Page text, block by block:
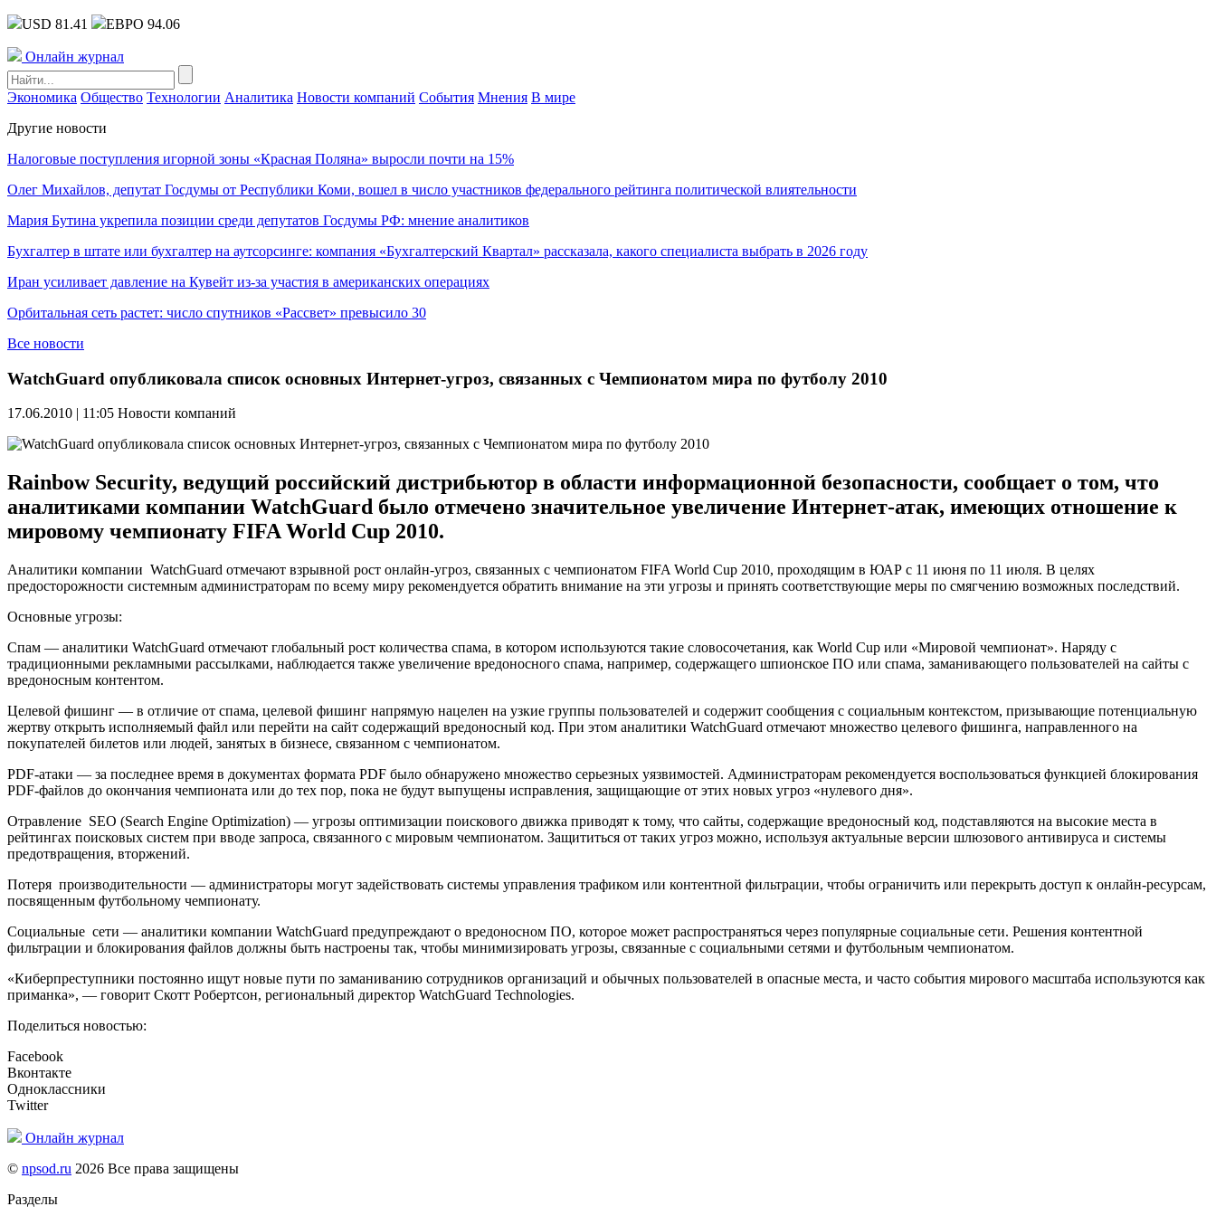
USD 81.41 ЕВРО 94.06
Онлайн журнал
Экономика Общество Технологии Аналитика Новости компаний События Мнения В мире
Другие новости
Налоговые поступления игорной зоны «Красная Поляна» выросли почти на 15%
Олег Михайлов, депутат Госдумы от Республики Коми, вошел в число участников федерального рейтинга политической влиятельности
Мария Бутина укрепила позиции среди депутатов Госдумы РФ: мнение аналитиков
Бухгалтер в штате или бухгалтер на аутсорсинге: компания «Бухгалтерский Квартал» рассказала, какого специалиста выбрать в 2026 году
Иран усиливает давление на Кувейт из-за участия в американских операциях
Орбитальная сеть растет: число спутников «Рассвет» превысило 30
Все новости
WatchGuard опубликовала список основных Интернет-угроз, связанных с Чемпионатом мира по футболу 2010
17.06.2010 | 11:05 Новости компаний
Rainbow Security, ведущий российский дистрибьютор в области информационной безопасности, сообщает о том, что
аналитиками компании WatchGuard было отмечено значительное увеличение Интернет-атак, имеющих отношение к
мировому чемпионату FIFA World Cup 2010.
Аналитики компании WatchGuard отмечают взрывной рост онлайн-угроз, связанных с чемпионатом FIFA World Cup 2010, проходящим в ЮАР с 11 июня по 11 июля. В целях
предосторожности системным администраторам по всему миру рекомендуется обратить внимание на эти угрозы и принять соответствующие меры по смягчению возможных последствий.
Основные угрозы:
Спам — аналитики WatchGuard отмечают глобальный рост количества спама, в котором используются такие словосочетания, как World Cup или «Мировой чемпионат». Наряду с
традиционными рекламными рассылками, наблюдается также увеличение вредоносного спама, например, содержащего шпионское ПО или спама, заманивающего пользователей на сайты с
вредоносным контентом.
Целевой фишинг — в отличие от спама, целевой фишинг напрямую нацелен на узкие группы пользователей и содержит сообщения с социальным контекстом, призывающие потенциальную
жертву открыть исполняемый файл или перейти на сайт содержащий вредоносный код. При этом аналитики WatchGuard отмечают множество целевого фишинга, направленного на
покупателей билетов или людей, занятых в бизнесе, связанном с чемпионатом.
PDF-атаки — за последнее время в документах формата PDF было обнаружено множество серьезных уязвимостей. Администраторам рекомендуется воспользоваться функцией блокирования
PDF-файлов до окончания чемпионата или до тех пор, пока не будут выпущены исправления, защищающие от этих новых угроз «нулевого дня».
Отравление SEO (Search Engine Optimization) — угрозы оптимизации поискового движка приводят к тому, что сайты, содержащие вредоносный код, подставляются на высокие места в
рейтингах поисковых систем при вводе запроса, связанного с мировым чемпионатом. Защититься от таких угроз можно, используя актуальные версии шлюзового антивируса и системы
предотвращения, вторжений.
Потеря производительности — администраторы могут задействовать системы управления трафиком или контентной фильтрации, чтобы ограничить или перекрыть доступ к онлайн-ресурсам,
посвященным футбольному чемпионату.
Социальные сети — аналитики компании WatchGuard предупреждают о вредоносном ПО, которое может распространяться через популярные социальные сети. Решения контентной
фильтрации и блокирования файлов должны быть настроены так, чтобы минимизировать угрозы, связанные с социальными сетями и футбольным чемпионатом.
«Киберпреступники постоянно ищут новые пути по заманиванию сотрудников организаций и обычных пользователей в опасные места, и часто события мирового масштаба используются как
приманка», — говорит Скотт Робертсон, региональный директор WatchGuard Technologies.
Поделиться новостью:
Facebook
Вконтакте
Одноклассники
Twitter
Онлайн журнал
© npsod.ru 2026 Все права защищены
Разделы